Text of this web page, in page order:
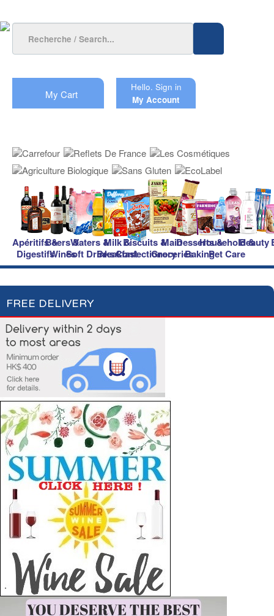
My Cart
Hello. Sign in
My Account
Apéritifs &
Digestifs
Beers &
Wines
Waters &
Soft Drinks
Milk &
Breakfast
Biscuits &
Confectionery
Main
Groceries
Desserts &
Baking
Household &
Pet Care
Beauty
FREE DELIVERY